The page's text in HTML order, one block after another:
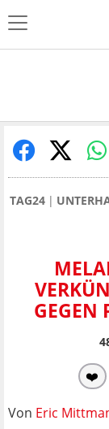
TAG24
GEGEN
❤️
Von Eric